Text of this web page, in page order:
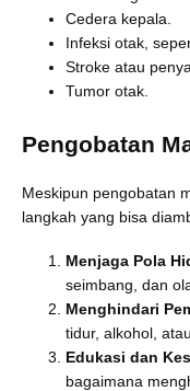
Cedera kepala.
Infeksi otak,
Stroke atau
Tumor otak.
Pengobatan
Meskipun pengobatan
langkah yang bisa
Menjaga Pola
seimbang, dan
Menghindari
tidur, alkohol,
Edukasi dan
bagaimana